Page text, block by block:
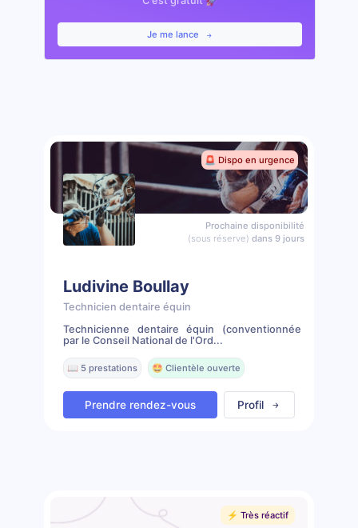
Je me lance
🚨 Dispo en urgence
Prochaine disponibilité
(sous réserve) dans 9 jours
Ludivine Boullay
Technicien dentaire équin
Technicienne dentaire équin (conventionnée
par le Conseil National de l'Ord...
📖 5 prestations 🤩 Clientèle ouverte
Prendre rendez-vous Profil
⚡️ Très réactif